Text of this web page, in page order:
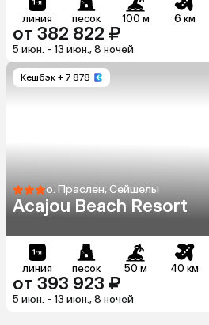
линия песок 100 м 6 км
от 382 822 ₽
5 июн. - 13 июн., 8 ночей
Кешбэк + 7 878
о. Праслен, Сейшелы
Acajou Beach Resort
линия песок 50 м 40 км
от 393 923 ₽
5 июн. - 13 июн., 8 ночей